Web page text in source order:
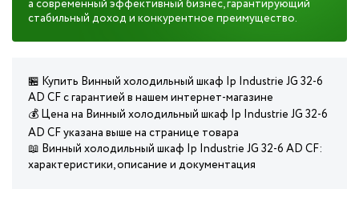
а современный эффективный бизнес, гарантирующий
стабильный доход и конкурентное преимущество.
🏪 Купить Винный холодильный шкаф Ip Industrie JG 32-6
AD CF с гарантией в нашем интернет-магазине
💰 Цена на Винный холодильный шкаф Ip Industrie JG 32-6
AD CF указана выше на странице товара
📖 Винный холодильный шкаф Ip Industrie JG 32-6 AD CF:
характеристики, описание и документация